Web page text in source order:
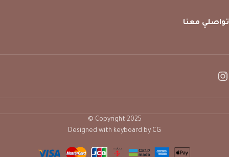
تواصلي معنا
Copyright 2025 ©
Designed with keyboard by CG